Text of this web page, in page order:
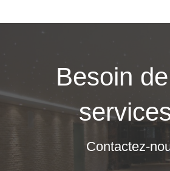
Besoin
Contactez-